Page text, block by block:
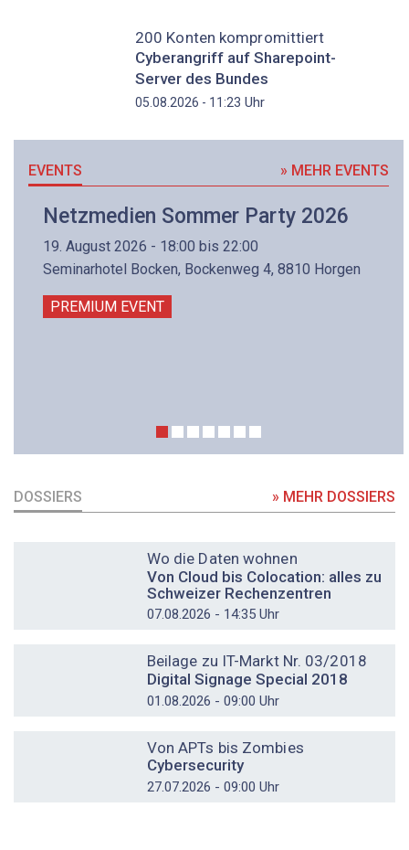
200 Konten kompromittiert
Cyberangriff auf Sharepoint-
Server des Bundes
05.08.2026 - 11:23 Uhr
EVENTS » MEHR EVENTS
Netzmedien Sommer Party 2026
19. August 2026 - 18:00 bis 22:00
Seminarhotel Bocken, Bockenweg 4, 8810 Horgen
PREMIUM EVENT
DOSSIERS » MEHR DOSSIERS
Wo die Daten wohnen
Von Cloud bis Colocation: alles zu
Schweizer Rechenzentren
07.08.2026 - 14:35 Uhr
Beilage zu IT-Markt Nr. 03/2018
Digital Signage Special 2018
01.08.2026 - 09:00 Uhr
Von APTs bis Zombies
Cybersecurity
27.07.2026 - 09:00 Uhr